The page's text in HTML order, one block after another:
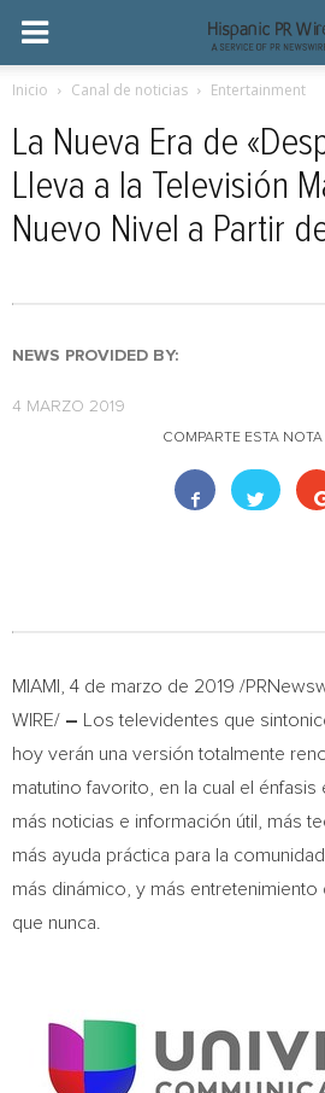
Inicio Canal de noticias Entertainment
La Nueva Era de
Lleva a la Televisión
Nuevo Nivel a Partir
NEWS PROVIDED BY:
4 MARZO 2019
COMPARTE ESTA NOTA
MIAMI
, 4 de marzo de 2019 /
WIRE/ –
Los televidentes que
hoy verán una versión totalmente
matutino favorito, en la cual el énfasis
más noticias e información útil, más
más ayuda práctica para la
más dinámico, y más
que nunca.